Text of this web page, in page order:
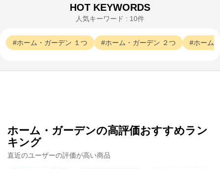
HOT KEYWORDS
人気キーワード : 10件
ホーム・ガーデン １つ ホーム・ガーデン ２つ ホーム
ホーム・ガーデンの高評価おすすめラン
キング
直近のユーザーの評価が高い商品